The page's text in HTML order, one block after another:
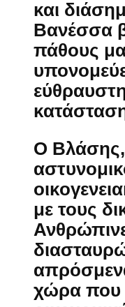
και
Βανέσσα
πάθους
Ο Βλάσης,
με τους
χώρα που